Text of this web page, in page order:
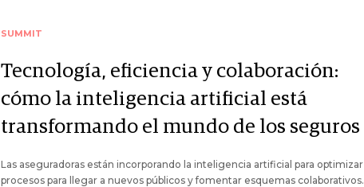
SUMMIT
Tecnología, eficiencia y colaboración:
cómo la inteligencia artificial está
transformando el mundo de los seguros
Las aseguradoras están incorporando la inteligencia artificial para optimizar
procesos para llegar a nuevos públicos y fomentar esquemas colaborativos.